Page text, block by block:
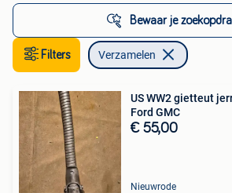
Bewaar je
Filters Verzamelen
US WW2 gietteut
Ford GMC
€ 55,00
Nieuwrode